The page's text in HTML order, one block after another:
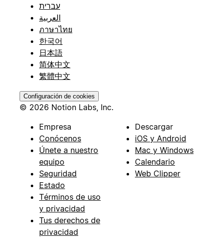
עברית
العربية
ภาษาไทย
한국어
日本語
简体中文
繁體中文
Configuración de cookies
© 2026 Notion Labs, Inc.
Empresa
Conócenos
Únete a nuestro
equipo
Seguridad
Estado
Términos de uso
y privacidad
Tus derechos de
privacidad
Descargar
iOS y Android
Mac y Windows
Calendario
Web Clipper